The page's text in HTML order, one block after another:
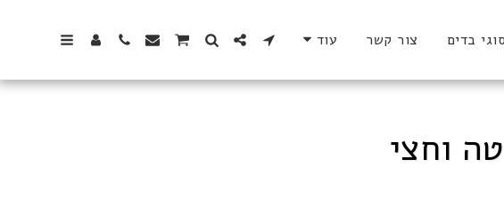
סוגי בדים צור קשר עוד